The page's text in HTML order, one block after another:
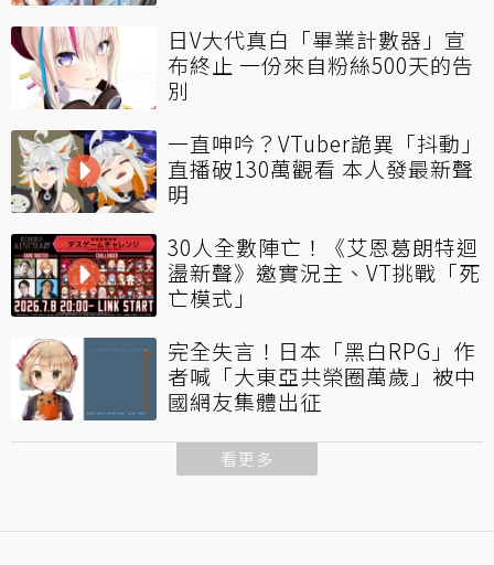
日V大代真白「畢業計數器」宣
布終止 一份來自粉絲500天的告
別
一直呻吟？VTuber詭異「抖動」
直播破130萬觀看 本人發最新聲
明
30人全數陣亡！《艾恩葛朗特迴
盪新聲》邀實況主、VT挑戰「死
亡模式」
完全失言！日本「黑白RPG」作
者喊「大東亞共榮圈萬歲」被中
國網友集體出征
看更多